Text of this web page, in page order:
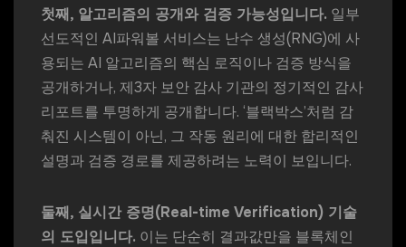
첫째, 알고리즘의 공개와 검증 가능성입니다. 일부
선도적인 AI파워볼 서비스는 난수 생성(RNG)에 사
용되는 AI 알고리즘의 핵심 로직이나 검증 방식을
공개하거나, 제3자 보안 감사 기관의 정기적인 감사
리포트를 투명하게 공개합니다. ‘블랙박스’처럼 감
춰진 시스템이 아닌, 그 작동 원리에 대한 합리적인
설명과 검증 경로를 제공하려는 노력이 보입니다.
둘째, 실시간 증명(Real-time Verification) 기술
의 도입입니다. 이는 단순히 결과값만을 블록체인